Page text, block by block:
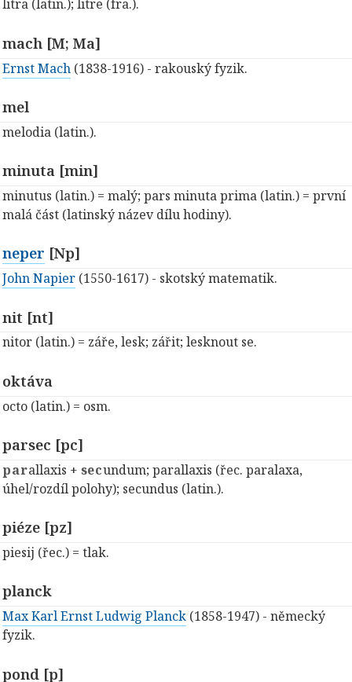
litra (latin.); litre (fra.).
mach [M; Ma]
Ernst Mach (1838-1916) - rakouský fyzik.
mel
melodia (latin.).
minuta [min]
minutus (latin.) = malý; pars minuta prima (latin.) = první
malá část (latinský název dílu hodiny).
neper [Np]
John Napier (1550-1617) - skotský matematik.
nit [nt]
nitor (latin.) = záře, lesk; zářit; lesknout se.
oktáva
octo (latin.) = osm.
parsec [pc]
parallaxis + secundum; parallaxis (řec. paralaxa,
úhel/rozdíl polohy); secundus (latin.).
piéze [pz]
piesij (řec.) = tlak.
planck
Max Karl Ernst Ludwig Planck (1858-1947) - německý
fyzik.
pond [p]